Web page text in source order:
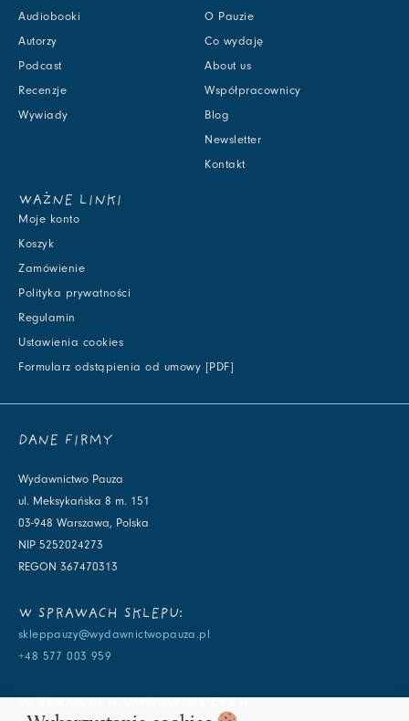
Audiobooki
Autorzy
Podcast
Recenzje
Wywiady
O Pauzie
Co wydaję
About us
Współpracownicy
Blog
Newsletter
Kontakt
WAŻNE LINKI
Moje konto
Koszyk
Zamówienie
Polityka prywatności
Regulamin
Ustawienia cookies
Formularz odstąpienia od umowy [PDF]
DANE FIRMY
Wydawnictwo Pauza
ul. Meksykańska 8 m. 151
03-948 Warszawa, Polska
NIP 5252024273
REGON 367470313
W SPRAWACH SKLEPU:
skleppauzy@wydawnictwopauza.pl
+48 577 003 959